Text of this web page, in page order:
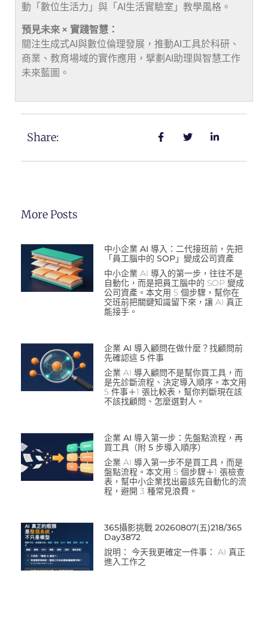
動「數位生活力」與「AI生活實驗室」教學風格。
預見未來 × 實踐智慧：
關注生成式AI與數位倫理發展，推動AI工具於科研、
商業、教育場域的實作應用，擘劃AI助理與智慧工作
未來藍圖。
Share:
More Posts
中小企業 AI 導入：二代接班前，先把
「員工腦中的 SOP」變成公司資產
中小企業 AI 導入的第一步，往往不是
自動化，而是把員工腦中的 SOP 變成
公司資產。本文用 5 個步驟，幫你在
交班前把關鍵知識留下來，讓 AI 真正
能接手。
企業 AI 導入顧問在做什麼？找顧問前
先確認這 5 件事
企業 AI 導入顧問不是幫你買工具，而
是先診斷流程、決定導入順序。本文用
5 件事＋1 張比較表，幫你判斷現在該
不該找顧問、怎麼選對人。
企業 AI 導入第一步：先盤點流程，再
買工具（附 5 步導入順序）
企業 AI 導入第一步不是買工具，而是
盤點流程。本文用 5 個步驟＋1 張檢查
表，幫中小企業找出最該先自動化的流
程，避開 3 種常見浪費。
365攝影挑戰 20260807(五)218/365
Day3872
說明： 今天我更確定一件事： AI 真正
進入工作之